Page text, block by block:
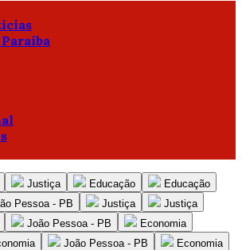
Justiça Educação
Educação
Pessoa - PB Justiça
Justiça
João Pessoa - PB
Economia
João Pessoa - PB Economia